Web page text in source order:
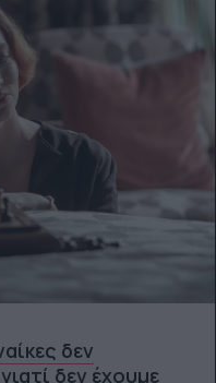
δεν
δεν έχουμε